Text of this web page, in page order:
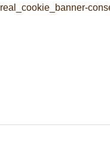
real_cookie_banner-